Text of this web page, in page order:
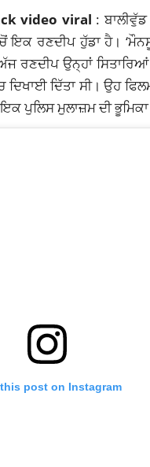
video viral :
ਇਕ ਰਣਦੀਪ ਹੁੱਡਾ ਹੈ। ‘
ਰਣਦੀਪ ਉਨ੍ਹਾਂ
ਦਿਖਾਈ ਦਿੱਤਾ ਸੀ। ਉਹ
ਮੁਲਾਜ਼ਮ ਦੀ ਭੂਮਿਕਾ
post on Instagram